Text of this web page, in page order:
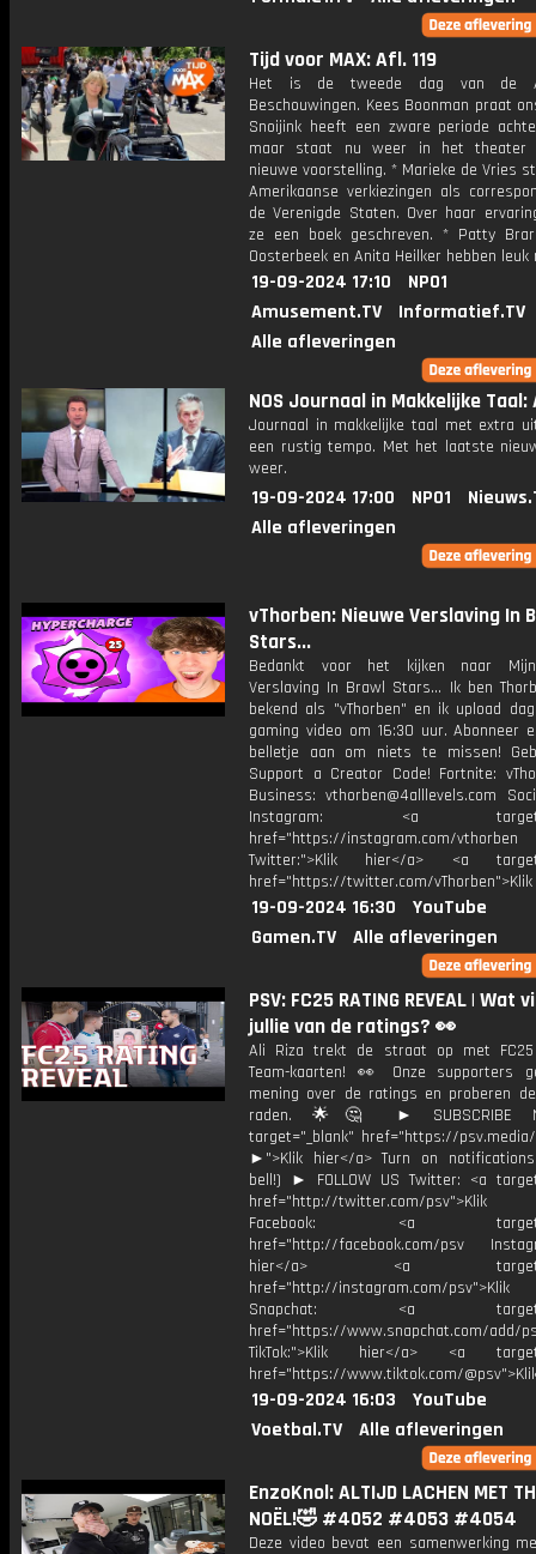
Tijd voor MAX: Afl. 119
Het is de tweede dag van de
Beschouwingen. Kees Boonman praat
Snoijink heeft een zware periode
maar staat nu weer in het theater
nieuwe voorstelling. * Marieke de Vries
Amerikaanse verkiezingen als
de Verenigde Staten. Over haar
ze een boek geschreven. * Patty
Oosterbeek en Anita Heilker hebben leuk
19-09-2024 17:10
NPO1
Amusement.TV
Informatief.TV
Alle afleveringen
NOS Journaal in Makkelijke Taal:
Journaal in makkelijke taal met extra
een rustig tempo. Met het laatste
weer.
19-09-2024 17:00 NPO1
Alle afleveringen
vThorben: Nieuwe Verslaving In
Stars...
Bedankt voor het kijken naar
Verslaving In Brawl Stars... Ik ben
bekend als "vThorben" en ik upload
gaming video om 16:30 uur. Abonneer
belletje aan om niets te missen!
Support a Creator Code! Fortnite:
Business: vthorben@4alllevels.com
Instagram: <a
href="https://instagram.com/vthorben
Twitter:">Klik hier</a> <a
href="https://twitter.com/
19-09-2024 16:30
YouTube
Gamen.TV
Alle afleveringen
PSV: FC25 RATING REVEAL | Wat
jullie van de ratings? 👀
Ali Riza trekt de straat op met
Team-kaarten! 👀 Onze supporters
mening over de ratings en proberen
raden. 🌟🤔 ► SUBSCRIBE
target="_blank" href="https://psv.media/
►">Klik hier</a> Turn on
bell!) ► FOLLOW US Twitter: <a
href="http://twitter.com/psv">Klik
Facebook: <a
href="http://facebook.com/psv
hier</a> <a
href="http://instagram.com/
Snapchat: <a
href="https://www.snapchat.com/add/
TikTok:">Klik hier</a> <a
href="https://www.tiktok.com/
19-09-2024 16:03
YouTube
Voetbal.TV
Alle afleveringen
EnzoKnol: ALTIJD LACHEN MET
NOËL!🤣 #4052 #4053 #4054
Deze video bevat een samenwerking